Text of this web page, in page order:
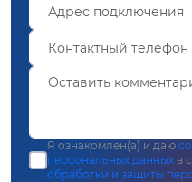
Я ознакомлен(а) и даю
персональных данных в
обработки и защиты